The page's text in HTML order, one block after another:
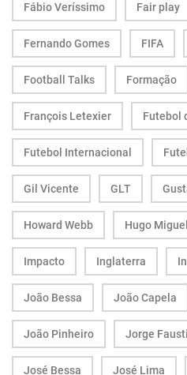
Fábio Veríssimo Fair play
Fernando Gomes FIFA
Football Talks Formação
François Letexier Futebol
Futebol Internacional
Gil Vicente GLT
Howard Webb Hugo Miguel
Impacto Inglaterra
João Bessa João Capela
João Pinheiro Jorge
José Bessa José Lima